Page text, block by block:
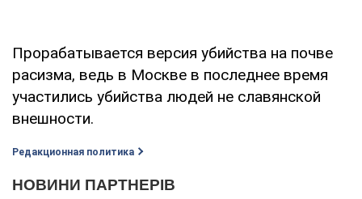
Прорабатывается версия убийства на почве
расизма, ведь в Москве в последнее время
участились убийства людей не славянской
внешности.
Редакционная политика